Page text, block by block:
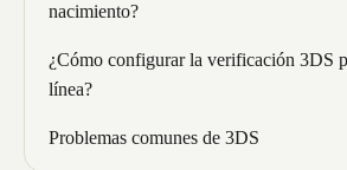
nacimiento?
¿Cómo configurar la verificación 3DS
línea?
Problemas comunes de 3DS